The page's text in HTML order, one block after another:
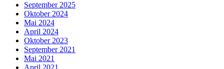
September 2025
Oktober 2024
Mai 2024
April 2024
Oktober 2023
September 2021
Mai 2021